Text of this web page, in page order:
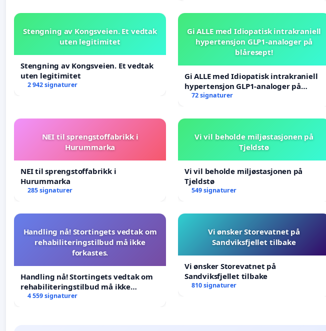
Stengning av Kongsveien. Et vedtak
uten legitimitet
Stengning av Kongsveien. Et vedtak
uten legitimitet
2 942 signaturer
Gi ALLE med Idiopatisk intrakraniell
hypertensjon GLP1-analoger på
blåresept!
Gi ALLE med Idiopatisk intrakraniell
hypertensjon GLP1-analoger på
blåresept!
72 signaturer
NEI til sprengstoffabrikk i
Hurummarka
NEI til sprengstoffabrikk i
Hurummarka
285 signaturer
Vi vil beholde miljøstasjonen på
Tjeldstø
Vi vil beholde miljøstasjonen på
Tjeldstø
549 signaturer
Handling nå! Stortingets vedtak om
rehabiliteringstilbud må ikke
forkastes.
Handling nå! Stortingets vedtak om
rehabiliteringstilbud må ikke
forkastes.
4 559 signaturer
Vi ønsker Storevatnet på
Sandviksfjellet tilbake
Vi ønsker Storevatnet på
Sandviksfjellet tilbake
810 signaturer